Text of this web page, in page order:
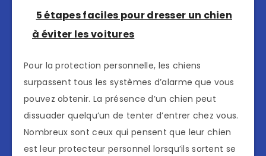
5 étapes faciles pour dresser un chien
à éviter les voitures
Pour la protection personnelle, les chiens
surpassent tous les systèmes d’alarme que vous
pouvez obtenir. La présence d’un chien peut
dissuader quelqu’un de tenter d’entrer chez vous.
Nombreux sont ceux qui pensent que leur chien
est leur protecteur personnel lorsqu’ils sortent se